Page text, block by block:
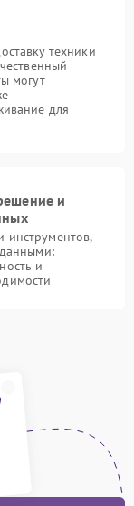
техники
могут
для
и
инструментов,
и